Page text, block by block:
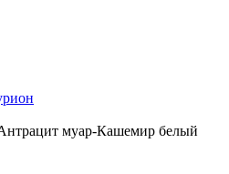
муар-Кашемир белый